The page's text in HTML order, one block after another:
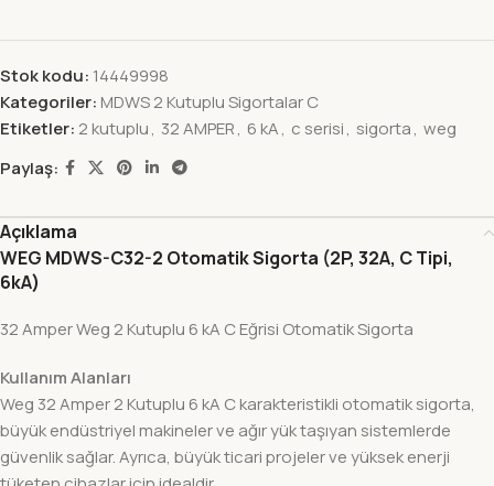
Stok kodu: 14449998
Kategoriler: MDWS 2 Kutuplu Sigortalar C
Etiketler: 2 kutuplu, 32 AMPER, 6 kA, c serisi, sigorta, weg
Paylaş:
Açıklama
WEG MDWS-C32-2 Otomatik Sigorta (2P, 32A, C Tipi,
6kA)
32 Amper Weg 2 Kutuplu 6 kA C Eğrisi Otomatik Sigorta
Kullanım Alanları
Weg 32 Amper 2 Kutuplu 6 kA C karakteristikli otomatik sigorta,
büyük endüstriyel makineler ve ağır yük taşıyan sistemlerde
güvenlik sağlar. Ayrıca, büyük ticari projeler ve yüksek enerji